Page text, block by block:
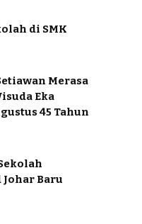
di SMK
Merasa
Eka
45 Tahun
Johar Baru